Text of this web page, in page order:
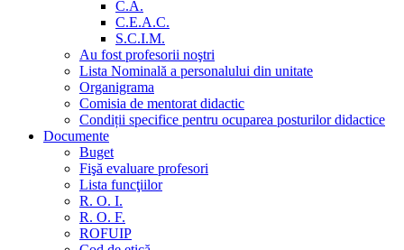
C.A.
C.E.A.C.
S.C.I.M.
Au fost profesorii noştri
Lista Nominală a personalului din unitate
Organigrama
Comisia de mentorat didactic
Condiții specifice pentru ocuparea posturilor didactice
Documente
Buget
Fişă evaluare profesori
Lista funcţiilor
R. O. I.
R. O. F.
ROFUIP